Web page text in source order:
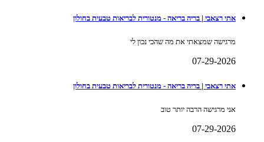
אתי רצאבי | בריה בריאה - מנטורית לבריאות טבעית בחולון
מרגישה שמצאתי את מה שהכי נכון לי
07-29-2026
אתי רצאבי | בריה בריאה - מנטורית לבריאות טבעית בחולון
אני מרגישה הרבה יותר טוב
07-29-2026